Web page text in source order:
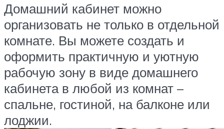
Домашний кабинет можно
организовать не только в отдельной
комнате. Вы можете создать и
оформить практичную и уютную
рабочую зону в виде домашнего
кабинета в любой из комнат –
спальне, гостиной, на балконе или
лоджии.